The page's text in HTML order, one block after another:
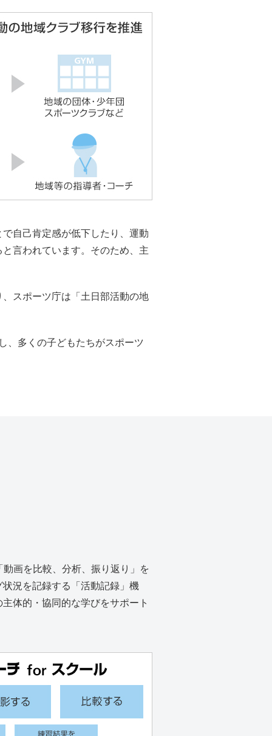
自己肯定感が低下したり、運動
言われています。そのため、主
スポーツ庁は「土日部活動の地
、多くの子どもたちがスポーツ
画を比較、分析、振り返り」を
況を記録する「活動記録」機
体的・協同的な学びをサポート